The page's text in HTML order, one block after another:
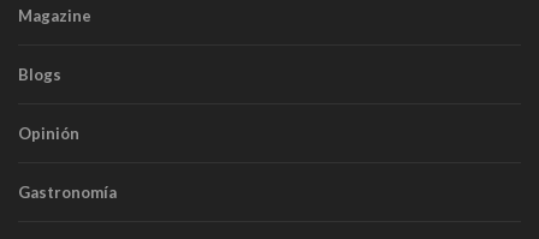
Magazine
Blogs
Opinión
Gastronomía